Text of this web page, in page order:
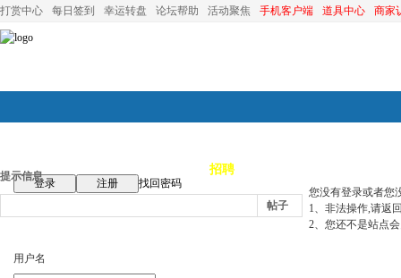
打赏中心 每日签到 幸运转盘 论坛帮助 活动聚焦 手机客户端 道具中心 商家
论坛首页 招聘
登录 注册
找回密码
帖子
提示信息
您没有登录或者您
1、非法操作,请返
2、您还不是站点
用户名